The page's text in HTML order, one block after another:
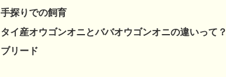
手探りでの飼育
タイ産オウゴンオニとババオウゴンオニの違いって？
ブリード